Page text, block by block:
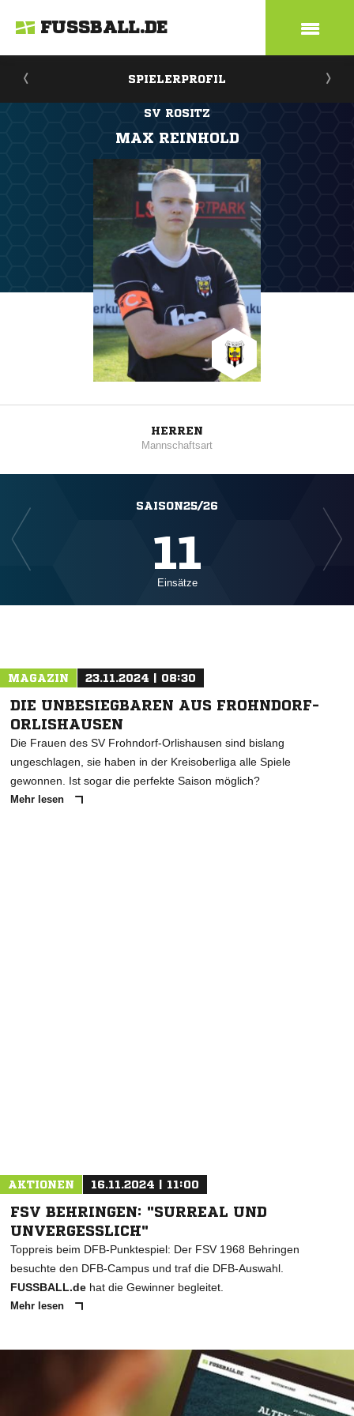
FUSSBALL.DE
SPIELERPROFIL
SV ROSITZ
MAX REINHOLD
HERREN
Mannschaftsart
SAISON25/26
11
Einsätze
MAGAZIN 23.11.2024 | 08:30
DIE UNBESIEGBAREN AUS FROHNDORF-
ORLISHAUSEN
Die Frauen des SV Frohndorf-Orlishausen sind bislang
ungeschlagen, sie haben in der Kreisoberliga alle Spiele
gewonnen. Ist sogar die perfekte Saison möglich?
Mehr lesen
AKTIONEN 16.11.2024 | 11:00
FSV BEHRINGEN: "SURREAL UND
UNVERGESSLICH"
Toppreis beim DFB-Punktespiel: Der FSV 1968 Behringen
besuchte den DFB-Campus und traf die DFB-Auswahl.
FUSSBALL.de hat die Gewinner begleitet.
Mehr lesen